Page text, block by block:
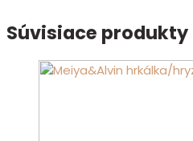
Súvisiace produkty